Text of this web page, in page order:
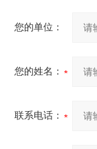
您的单位：
您的姓名：
联系电话：